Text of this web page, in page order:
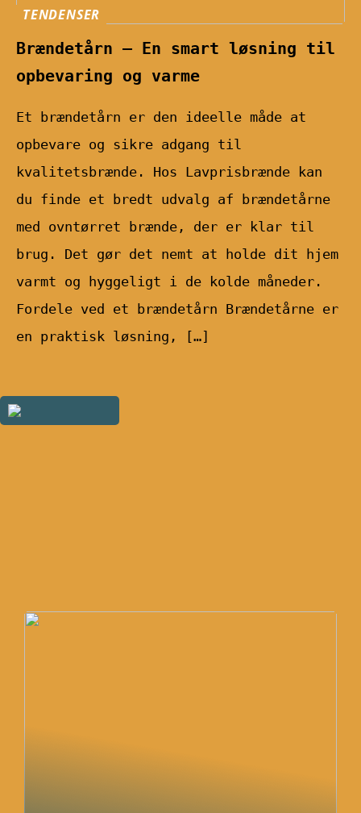
TENDENSER
Brændetårn – En smart løsning til
opbevaring og varme
Et brændetårn er den ideelle måde at
opbevare og sikre adgang til
kvalitetsbrænde. Hos Lavprisbrænde kan
du finde et bredt udvalg af brændetårne
med ovntørret brænde, der er klar til
brug. Det gør det nemt at holde dit hjem
varmt og hyggeligt i de kolde måneder.
Fordele ved et brændetårn Brændetårne er
en praktisk løsning, […]